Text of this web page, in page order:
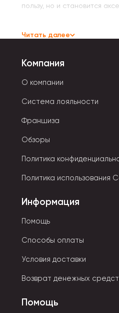
пользу, но и становится
информацией для
или просто изображениями.
фантазия
стекла, помогающая людям
изображениями
персонажей либо
материалы.
Читать далее
Компания
О компании
Система лояльности
Франшиза
Обзоры
Политика
Политика использования
Информация
Помощь
Способы оплаты
Условия доставки
Возврат денежных
Помощь